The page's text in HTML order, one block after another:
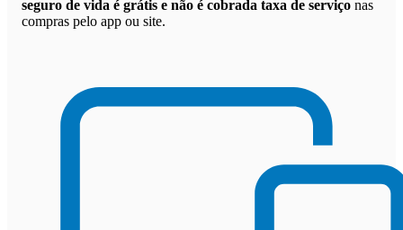
seguro de vida é grátis e não é cobrada taxa de serviço nas
compras pelo app ou site.